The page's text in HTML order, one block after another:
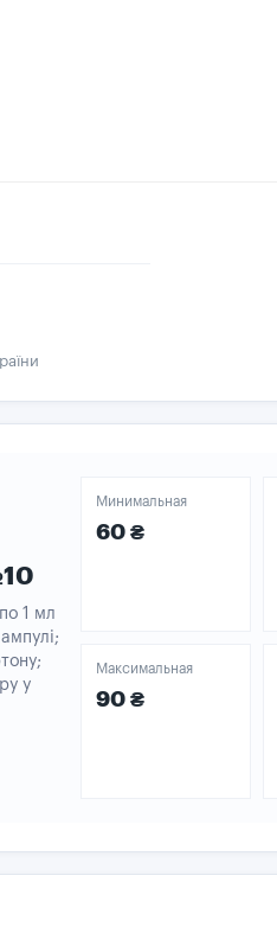
1 мл
у
Минимальная
60 ₴
Максимальная
90 ₴